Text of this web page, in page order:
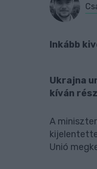
Inkább
Ukrajna
kíván
A
Unió